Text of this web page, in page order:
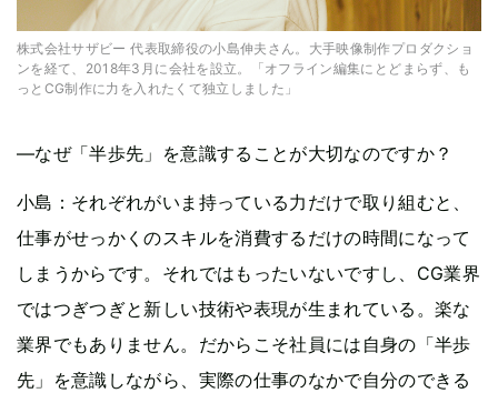
株式会社サザビー 代表取締役の小島伸夫さん。大手映像制作プロダクショ
ンを経て、2018年3月に会社を設立。「オフライン編集にとどまらず、も
っとCG制作に力を入れたくて独立しました」
—なぜ「半歩先」を意識することが大切なのですか？
小島：それぞれがいま持っている力だけで取り組むと、
仕事がせっかくのスキルを消費するだけの時間になって
しまうからです。それではもったいないですし、CG業界
ではつぎつぎと新しい技術や表現が生まれている。楽な
業界でもありません。だからこそ社員には自身の「半歩
先」を意識しながら、実際の仕事のなかで自分のできる